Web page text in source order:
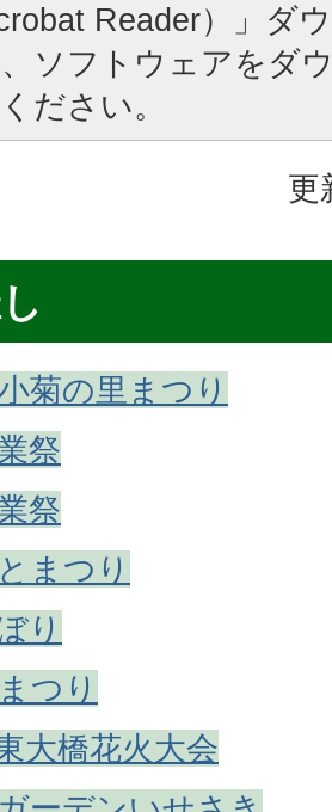
Reader）」ダ
ソフトウェアをダ
ださい。
更
菊の里まつり
祭
祭
まつり
り
つり
大橋花火大会